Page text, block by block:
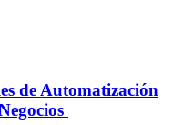
de Automatización